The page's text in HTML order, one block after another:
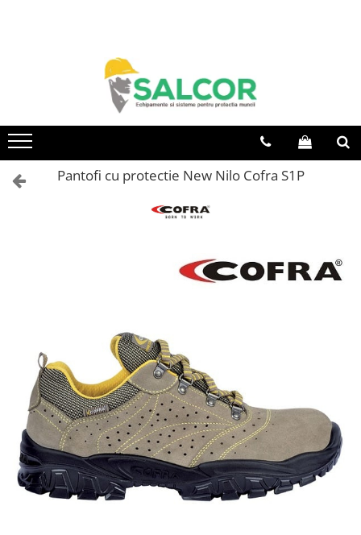
Articole unica folosinta
Camasi
Jachete de iarna
Jachete/Bluze Salopeta
Pantaloni cu pieptar
Pantaloni de lucru
Pantaloni scurti
Pelerine de ploaie
Pantofi cu protectie New Nilo Cofra S1P